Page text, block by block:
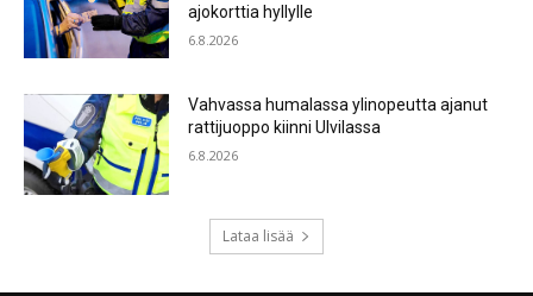
ajokorttia hyllylle
6.8.2026
Vahvassa humalassa ylinopeutta ajanut
rattijuoppo kiinni Ulvilassa
6.8.2026
Lataa lisää